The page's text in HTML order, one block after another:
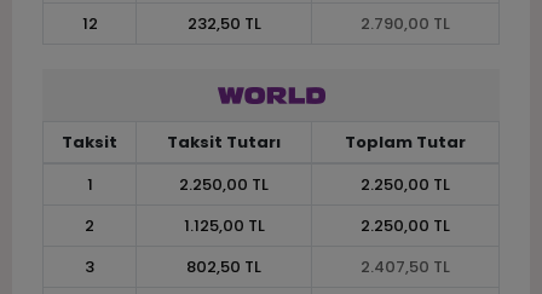
12
232,50 TL 2.790,00 TL
Taksit Taksit Tutarı
Toplam Tutar
1
2.250,00 TL
2.250,00 TL
2
1.125,00 TL
2.250,00 TL
3
802,50 TL
2.407,50 TL